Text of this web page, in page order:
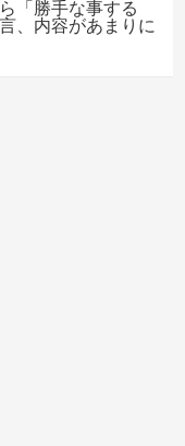
「勝手な事する
、内容があまりに